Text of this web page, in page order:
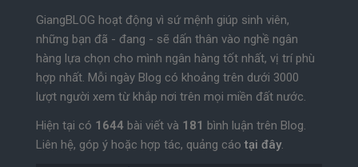
GiangBLOG hoạt động vì sứ mệnh giúp sinh viên,
những bạn đã - đang - sẽ dấn thân vào nghề ngân
hàng lựa chọn cho mình ngân hàng tốt nhất, vị trí phù
hợp nhất. Mỗi ngày Blog có khoảng trên dưới 3000
lượt người xem từ khắp nơi trên mọi miền đất nước.
Hiện tại có 1644bài viết và 181 bình luận trên Blog.
Liên hệ, góp ý hoặc hợp tác, quảng cáotại đây.